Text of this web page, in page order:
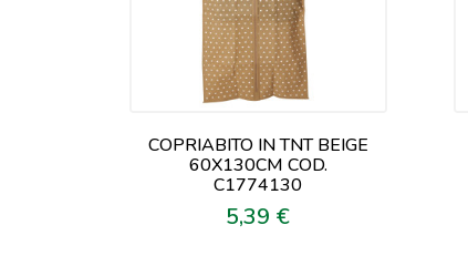
COPRIABITO IN TNT BEIGE
60X130CM COD.
C1774130
Prezzo
5,39 €